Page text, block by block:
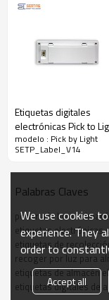
Función de
Etiquetas digitales
electrónicas Pick to
para solución de
recolección sin papel
modelo : Pick by Light
SETP_Label_V14
Palabras Claves
poner a la luz el
etiquetas electrónicas
etiquetas de
recoger por luz para
etiquetas de almacén
etiquetas digitales de
We use cookies
experience. They
order to
Accept all